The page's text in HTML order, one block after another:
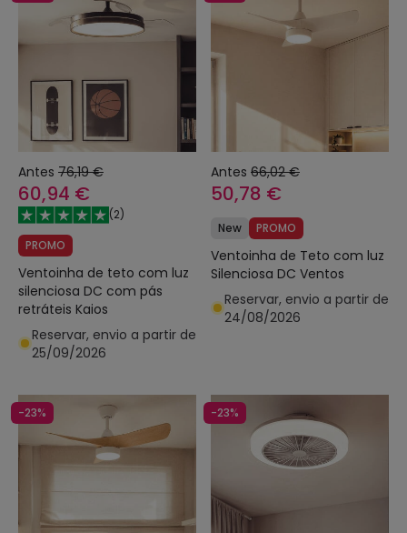
Antes 76,19 €
60,94 €
(2)
PROMO
Ventoinha de teto com luz
silenciosa DC com pás
retráteis Kaios
Reservar, envio a partir de
25/09/2026
Antes 66,02 €
50,78 €
New PROMO
Ventoinha de Teto com luz
Silenciosa DC Ventos
Reservar, envio a partir de
24/08/2026
-23% -23%